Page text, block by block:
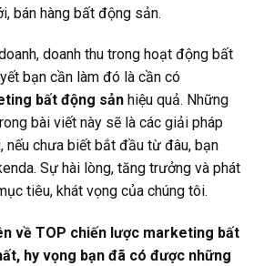
bán hàng bất động sản.
doanh thu trong hoạt động bất
bạn cần làm đó là cần có
bất động sản hiệu quả. Những
bài viết này sẽ là các giải pháp
nếu chưa biết bắt đầu từ đâu, bạn
Sự hài lòng, tăng trưởng và phát
tiêu, khát vọng của chúng tôi.
về TOP chiến lược marketing bất
hy vọng bạn đã có được những